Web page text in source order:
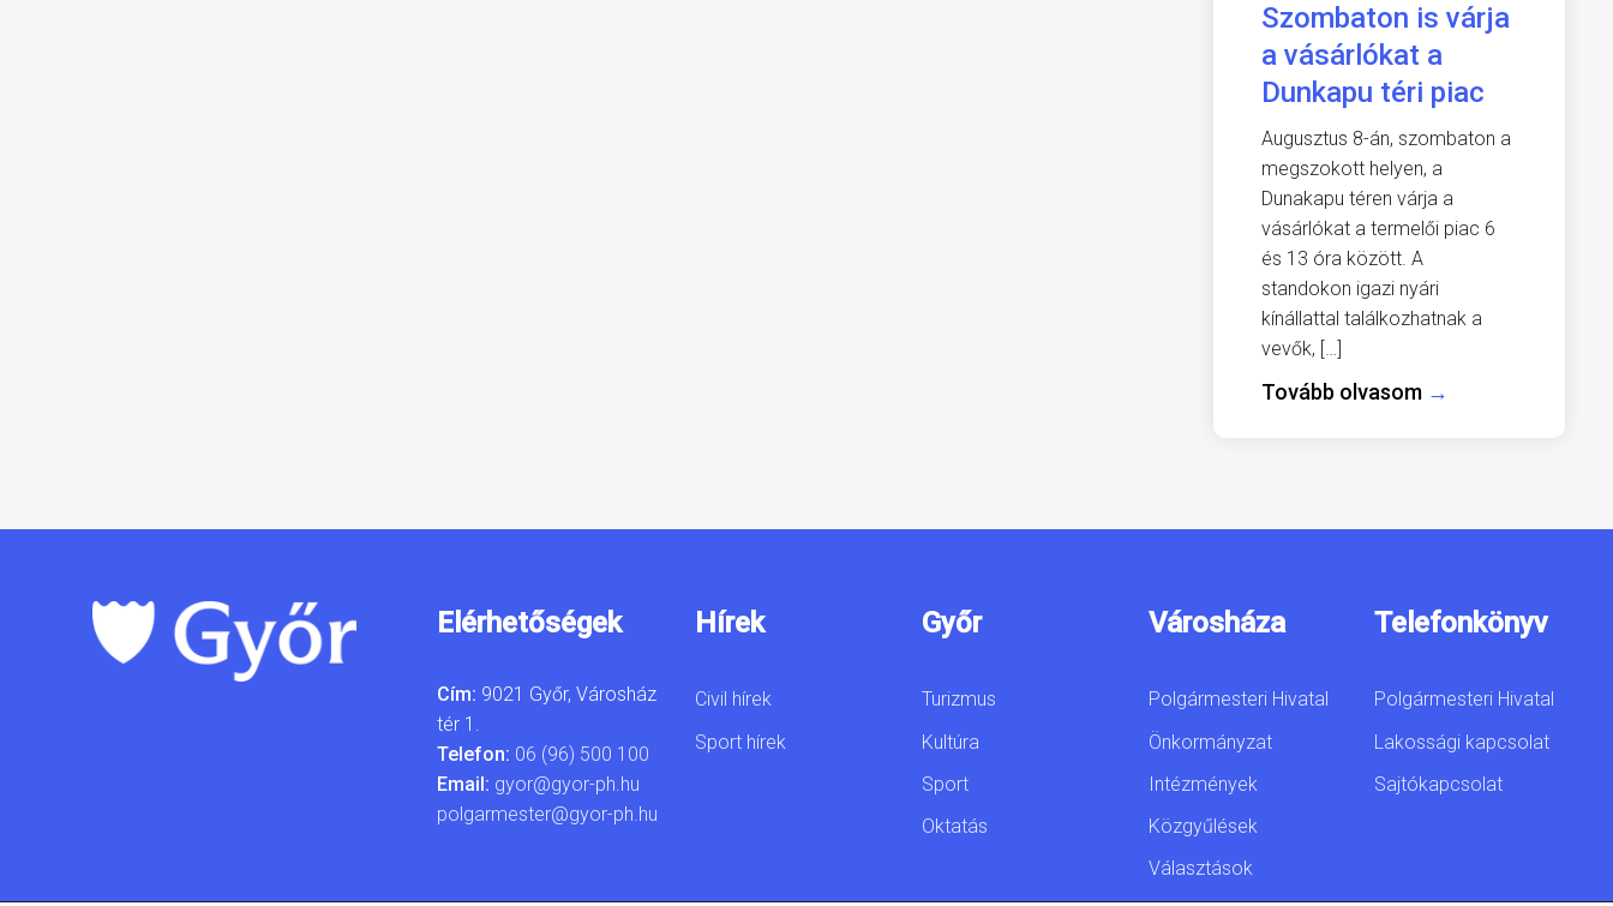
Szombaton is várja
a vásárlókat a
Dunkapu téri piac
Augusztus 8-án, szombaton a
megszokott helyen, a
Dunakapu téren várja a
vásárlókat a termelői piac 6
és 13 óra között. A
standokon igazi nyári
kínállattal találkozhatnak a
vevők, […]
Tovább olvasom →
Elérhetőségek
Cím: 9021 Győr, Városház
tér 1.
Telefon: 06 (96) 500 100
Email: gyor@gyor-ph.hu
polgarmester@gyor-ph.hu
Hírek
Civil hírek
Sport hírek
Győr
Turizmus
Kultúra
Sport
Oktatás
Városháza
Polgármesteri Hivatal
Önkormányzat
Intézmények
Közgyűlések
Választások
Telefonkönyv
Polgármesteri Hivatal
Lakossági kapcsolat
Sajtókapcsolat